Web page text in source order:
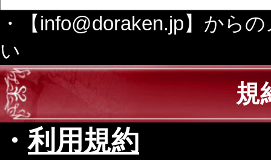
・【info@doraken.jp】から
い
規
・利用規約